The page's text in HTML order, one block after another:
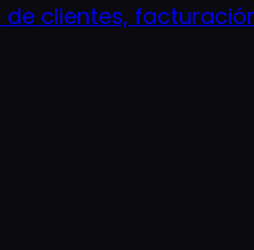
clientes,